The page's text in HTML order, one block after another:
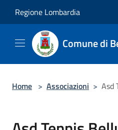
Regione Lombardia
Comune di
Home > Associazioni > Asd